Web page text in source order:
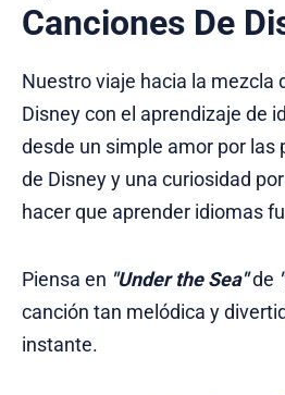
Canciones De
Nuestro viaje hacia la mezcla
Disney con el aprendizaje de
desde un simple amor por las
de Disney y una curiosidad
hacer que aprender idiomas
Piensa en "Under the Sea"de
canción tan melódica y
instante.